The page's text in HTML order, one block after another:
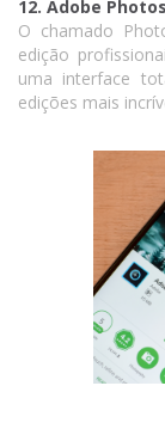
12. Adobe
O chamado
edição
uma interface
edições mais